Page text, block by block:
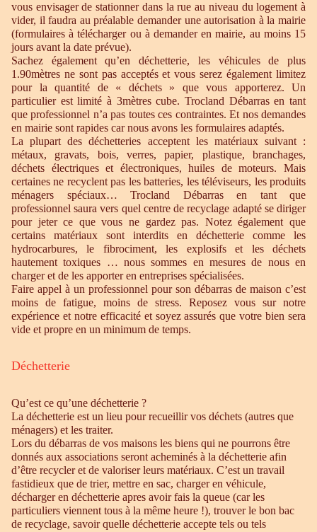
vous envisager de stationner dans la rue au niveau du logement à
vider, il faudra au préalable demander une autorisation à la mairie
(formulaires à télécharger ou à demander en mairie, au moins 15
jours avant la date prévue).
Sachez également qu’en déchetterie, les véhicules de plus
1.90mètres ne sont pas acceptés et vous serez également limitez
pour la quantité de « déchets » que vous apporterez. Un
particulier est limité à 3mètres cube. Trocland Débarras en tant
que professionnel n’a pas toutes ces contraintes. Et nos demandes
en mairie sont rapides car nous avons les formulaires adaptés.
La plupart des déchetteries acceptent les matériaux suivant :
métaux, gravats, bois, verres, papier, plastique, branchages,
déchets électriques et électroniques, huiles de moteurs. Mais
certaines ne recyclent pas les batteries, les téléviseurs, les produits
ménagers spéciaux… Trocland Débarras en tant que
professionnel saura vers quel centre de recyclage adapté se diriger
pour jeter ce que vous ne gardez pas. Notez également que
certains matériaux sont interdits en déchetterie comme les
hydrocarbures, le fibrociment, les explosifs et les déchets
hautement toxiques … nous sommes en mesures de nous en
charger et de les apporter en entreprises spécialisées.
Faire appel à un professionnel pour son débarras de maison c’est
moins de fatigue, moins de stress. Reposez vous sur notre
expérience et notre efficacité et soyez assurés que votre bien sera
vide et propre en un minimum de temps.
Déchetterie
Qu’est ce qu’une déchetterie ?
La déchetterie est un lieu pour recueillir vos déchets (autres que
ménagers) et les traiter.
Lors du débarras de vos maisons les biens qui ne pourrons être
donnés aux associations seront acheminés à la déchetterie afin
d’être recycler et de valoriser leurs matériaux. C’est un travail
fastidieux que de trier, mettre en sac, charger en véhicule,
décharger en déchetterie apres avoir fais la queue (car les
particuliers viennent tous à la même heure !), trouver le bon bac
de recyclage, savoir quelle déchetterie accepte tels ou tels